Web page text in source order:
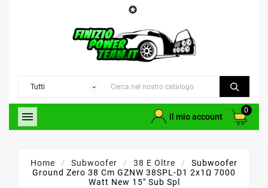

 Il mio account
0
Home Subwoofer 38 E Oltre
Subwoofer
Ground Zero 38 Cm GZNW 38SPL-D1 2x1Ω 7000
Watt New 15" Sub Spl